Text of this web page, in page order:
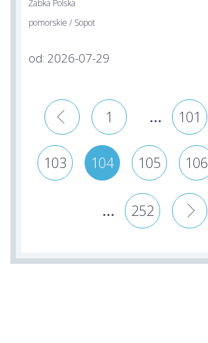
Żabka Polska
pomorskie / Sopot
od: 2026-07-29
1 ... 101
103 104 105 106
... 252